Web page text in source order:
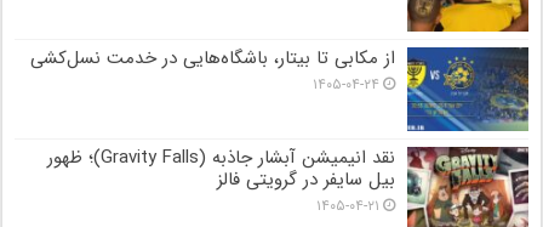
از مکابی تا بیتار، باشگاه‌هایی در خدمت نسل‌کشی
۱۴۰۵-۰۴-۲۴
نقد انیمیشن آبشار جاذبه (Gravity Falls)؛ ظهور
بیل سایفر در گرویتی فالز
۱۴۰۵-۰۴-۲۱